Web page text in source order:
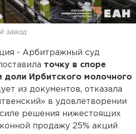
завод
- Арбитражный суд
точку в споре
доли Ирбитского молочного
из документов, отказала
в удовлетворении
решения нижестоящих
продажу 25% акций